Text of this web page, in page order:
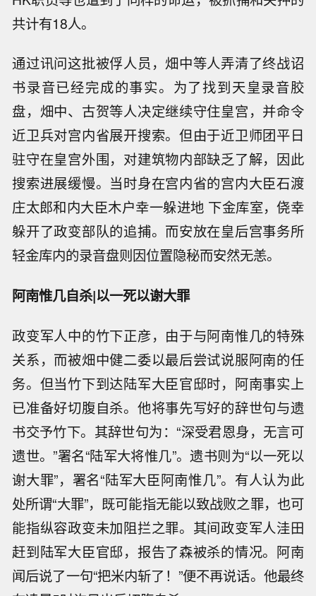
共计有18人。
通过讯问这批被俘人员，畑中等人弄清了终战诏
书录音已经完成的事实。为了找到天皇录音胶
盘，畑中、古贺等人决定继续守住皇宫，并命令
近卫兵对宫内省展开搜索。但由于近卫师团平日
驻守在皇宫外围，对建筑物内部缺乏了解，因此
搜索进展缓慢。当时身在宫内省的宫内大臣石渡
庄太郎和内大臣木户幸一躲进地 下金库室，侥幸
躲开了政变部队的追捕。而安放在皇后宫事务所
轻金库内的录音盘则因位置隐秘而安然无恙。
阿南惟几自杀|以一死以谢大罪
政变军人中的竹下正彦，由于与阿南惟几的特殊
关系，而被畑中健二委以最后尝试说服阿南的任
务。但当竹下到达陆军大臣官邸时，阿南事实上
已准备好切腹自杀。他将事先写好的辞世句与遗
书交予竹下。其辞世句为：“深受君恩身，无言可
遗世。”署名“陆军大将惟几”。遗书则为“以一死以
谢大罪”，署名“陆军大臣阿南惟几”。有人认为此
处所谓“大罪”，既可能指无能以致战败之罪，也可
能指纵容政变未加阻拦之罪。其间政变军人洼田
赶到陆军大臣官邸，报告了森被杀的情况。阿南
闻后说了一句“把米内斩了！”便不再说话。他最终